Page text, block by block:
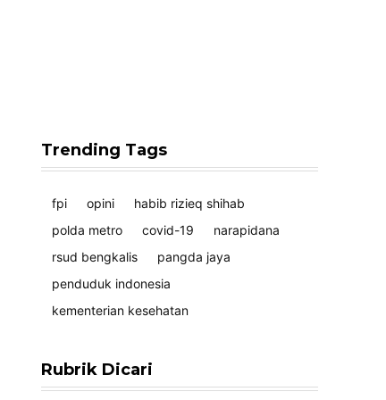
Trending Tags
fpi opini
habib rizieq shihab
polda metro
covid-19
narapidana
rsud bengkalis
pangda jaya
penduduk indonesia
kementerian kesehatan
Rubrik Dicari